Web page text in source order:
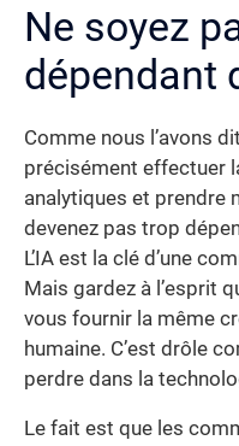
Ne soyez
dépendant
Comme nous l’avons
précisément effectuer
analytiques et prendre
devenez pas trop
L’IA est la clé d’une
Mais gardez à l’esprit
vous fournir la même
humaine. C’est drôle
perdre dans la
Le fait est que les